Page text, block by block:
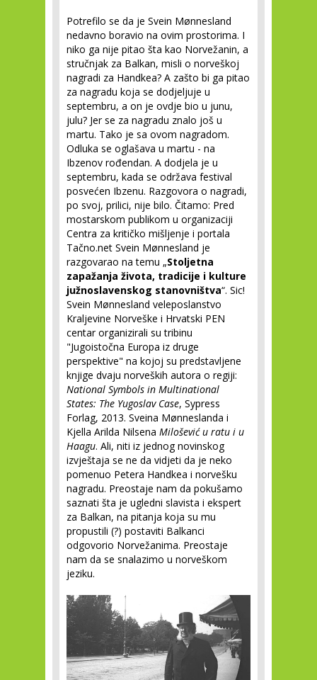
Potrefilo se da je Svein Mønnesland
nedavno boravio na ovim prostorima. I
niko ga nije pitao šta kao Norvežanin, a
stručnjak za Balkan, misli o norveškoj
nagradi za Handkea? A zašto bi ga pitao
za nagradu koja se dodjeljuje u
septembru, a on je ovdje bio u junu,
julu? Jer se za nagradu znalo još u
martu. Tako je sa ovom nagradom.
Odluka se oglašava u martu - na
Ibzenov rođendan. A dodjela je u
septembru, kada se održava festival
posvećen Ibzenu. Razgovora o nagradi,
po svoj, prilici, nije bilo. Čitamo: Pred
mostarskom publikom u organizaciji
Centra za kritičko mišljenje i portala
Tačno.net Svein Mønnesland je
razgovarao na temu „Stoljetna
zapažanja života, tradicije i kulture
južnoslavenskog stanovništva“. Sic!
Svein Mønnesland veleposlanstvo
Kraljevine Norveške i Hrvatski PEN
centar organizirali su tribinu
"Jugoistočna Europa iz druge
perspektive" na kojoj su predstavljene
knjige dvaju norveških autora o regiji:
National Symbols in Multinational
States: The Yugoslav Case, Sypress
Forlag, 2013. Sveina Mønneslanda i
Kjella Arilda Nilsena Milošević u ratu i u
Haagu. Ali, niti iz jednog novinskog
izvještaja se ne da vidjeti da je neko
pomenuo Petera Handkea i norvešku
nagradu. Preostaje nam da pokušamo
saznati šta je ugledni slavista i ekspert
za Balkan, na pitanja koja su mu
propustili (?) postaviti Balkanci
odgovorio Norvežanima. Preostaje
nam da se snalazimo u norveškom
jeziku.